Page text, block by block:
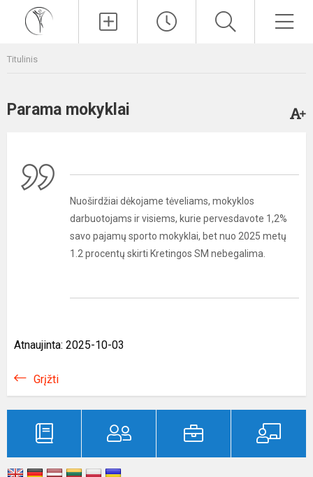
Titulinis
Parama mokyklai
Nuoširdžiai dėkojame tėveliams, mokyklos
darbuotojams ir visiems, kurie pervesdavote 1,2%
savo pajamų sporto mokyklai, bet nuo 2025 metų
1.2 procentų skirti Kretingos SM nebegalima.
Atnaujinta: 2025-10-03
Grįžti